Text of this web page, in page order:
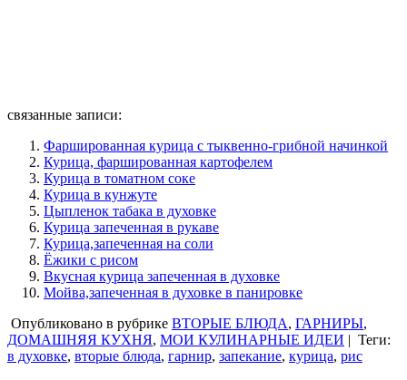
связанные записи:
Фаршированная курица с тыквенно-грибной начинкой
Курица, фаршированная картофелем
Курица в томатном соке
Курица в кунжуте
Цыпленок табака в духовке
Курица запеченная в рукаве
Курица,запеченная на соли
Ёжики с рисом
Вкусная курица запеченная в духовке
Мойва,запеченная в духовке в панировке
Опубликовано в рубрике ВТОРЫЕ БЛЮДА, ГАРНИРЫ,
ДОМАШНЯЯ КУХНЯ, МОИ КУЛИНАРНЫЕ ИДЕИ | Теги:
в духовке, вторые блюда, гарнир, запекание, курица, рис